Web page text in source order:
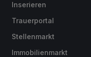
Inserieren
Trauerportal
Stellenmarkt
Immobilienmarkt